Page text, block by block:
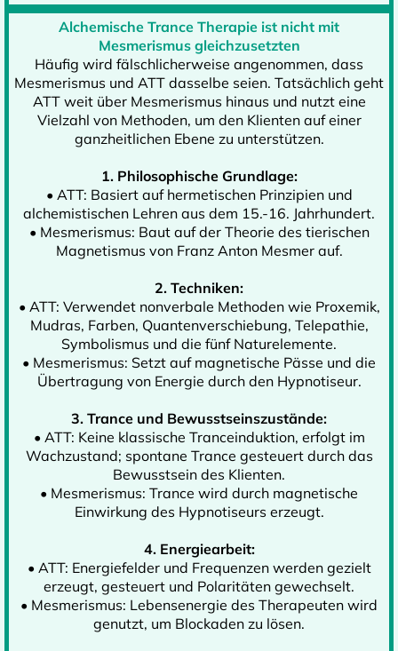
Alchemische Trance Therapie ist nicht mit
Mesmerismus gleichzusetzten
Häufig wird fälschlicherweise angenommen, dass
Mesmerismus und ATT dasselbe seien. Tatsächlich geht
ATT weit über Mesmerismus hinaus und nutzt eine
Vielzahl von Methoden, um den Klienten auf einer
ganzheitlichen Ebene zu unterstützen.
1. Philosophische Grundlage:
• ATT: Basiert auf hermetischen Prinzipien und
alchemistischen Lehren aus dem 15.-16. Jahrhundert.
• Mesmerismus: Baut auf der Theorie des tierischen
Magnetismus von Franz Anton Mesmer auf.
2. Techniken:
• ATT: Verwendet nonverbale Methoden wie Proxemik,
Mudras, Farben, Quantenverschiebung, Telepathie,
Symbolismus und die fünf Naturelemente.
• Mesmerismus: Setzt auf magnetische Pässe und die
Übertragung von Energie durch den Hypnotiseur.
3. Trance und Bewusstseinszustände:
• ATT: Keine klassische Tranceinduktion, erfolgt im
Wachzustand; spontane Trance gesteuert durch das
Bewusstsein des Klienten.
• Mesmerismus: Trance wird durch magnetische
Einwirkung des Hypnotiseurs erzeugt.
4. Energiearbeit:
• ATT: Energiefelder und Frequenzen werden gezielt
erzeugt, gesteuert und Polaritäten gewechselt.
• Mesmerismus: Lebensenergie des Therapeuten wird
genutzt, um Blockaden zu lösen.